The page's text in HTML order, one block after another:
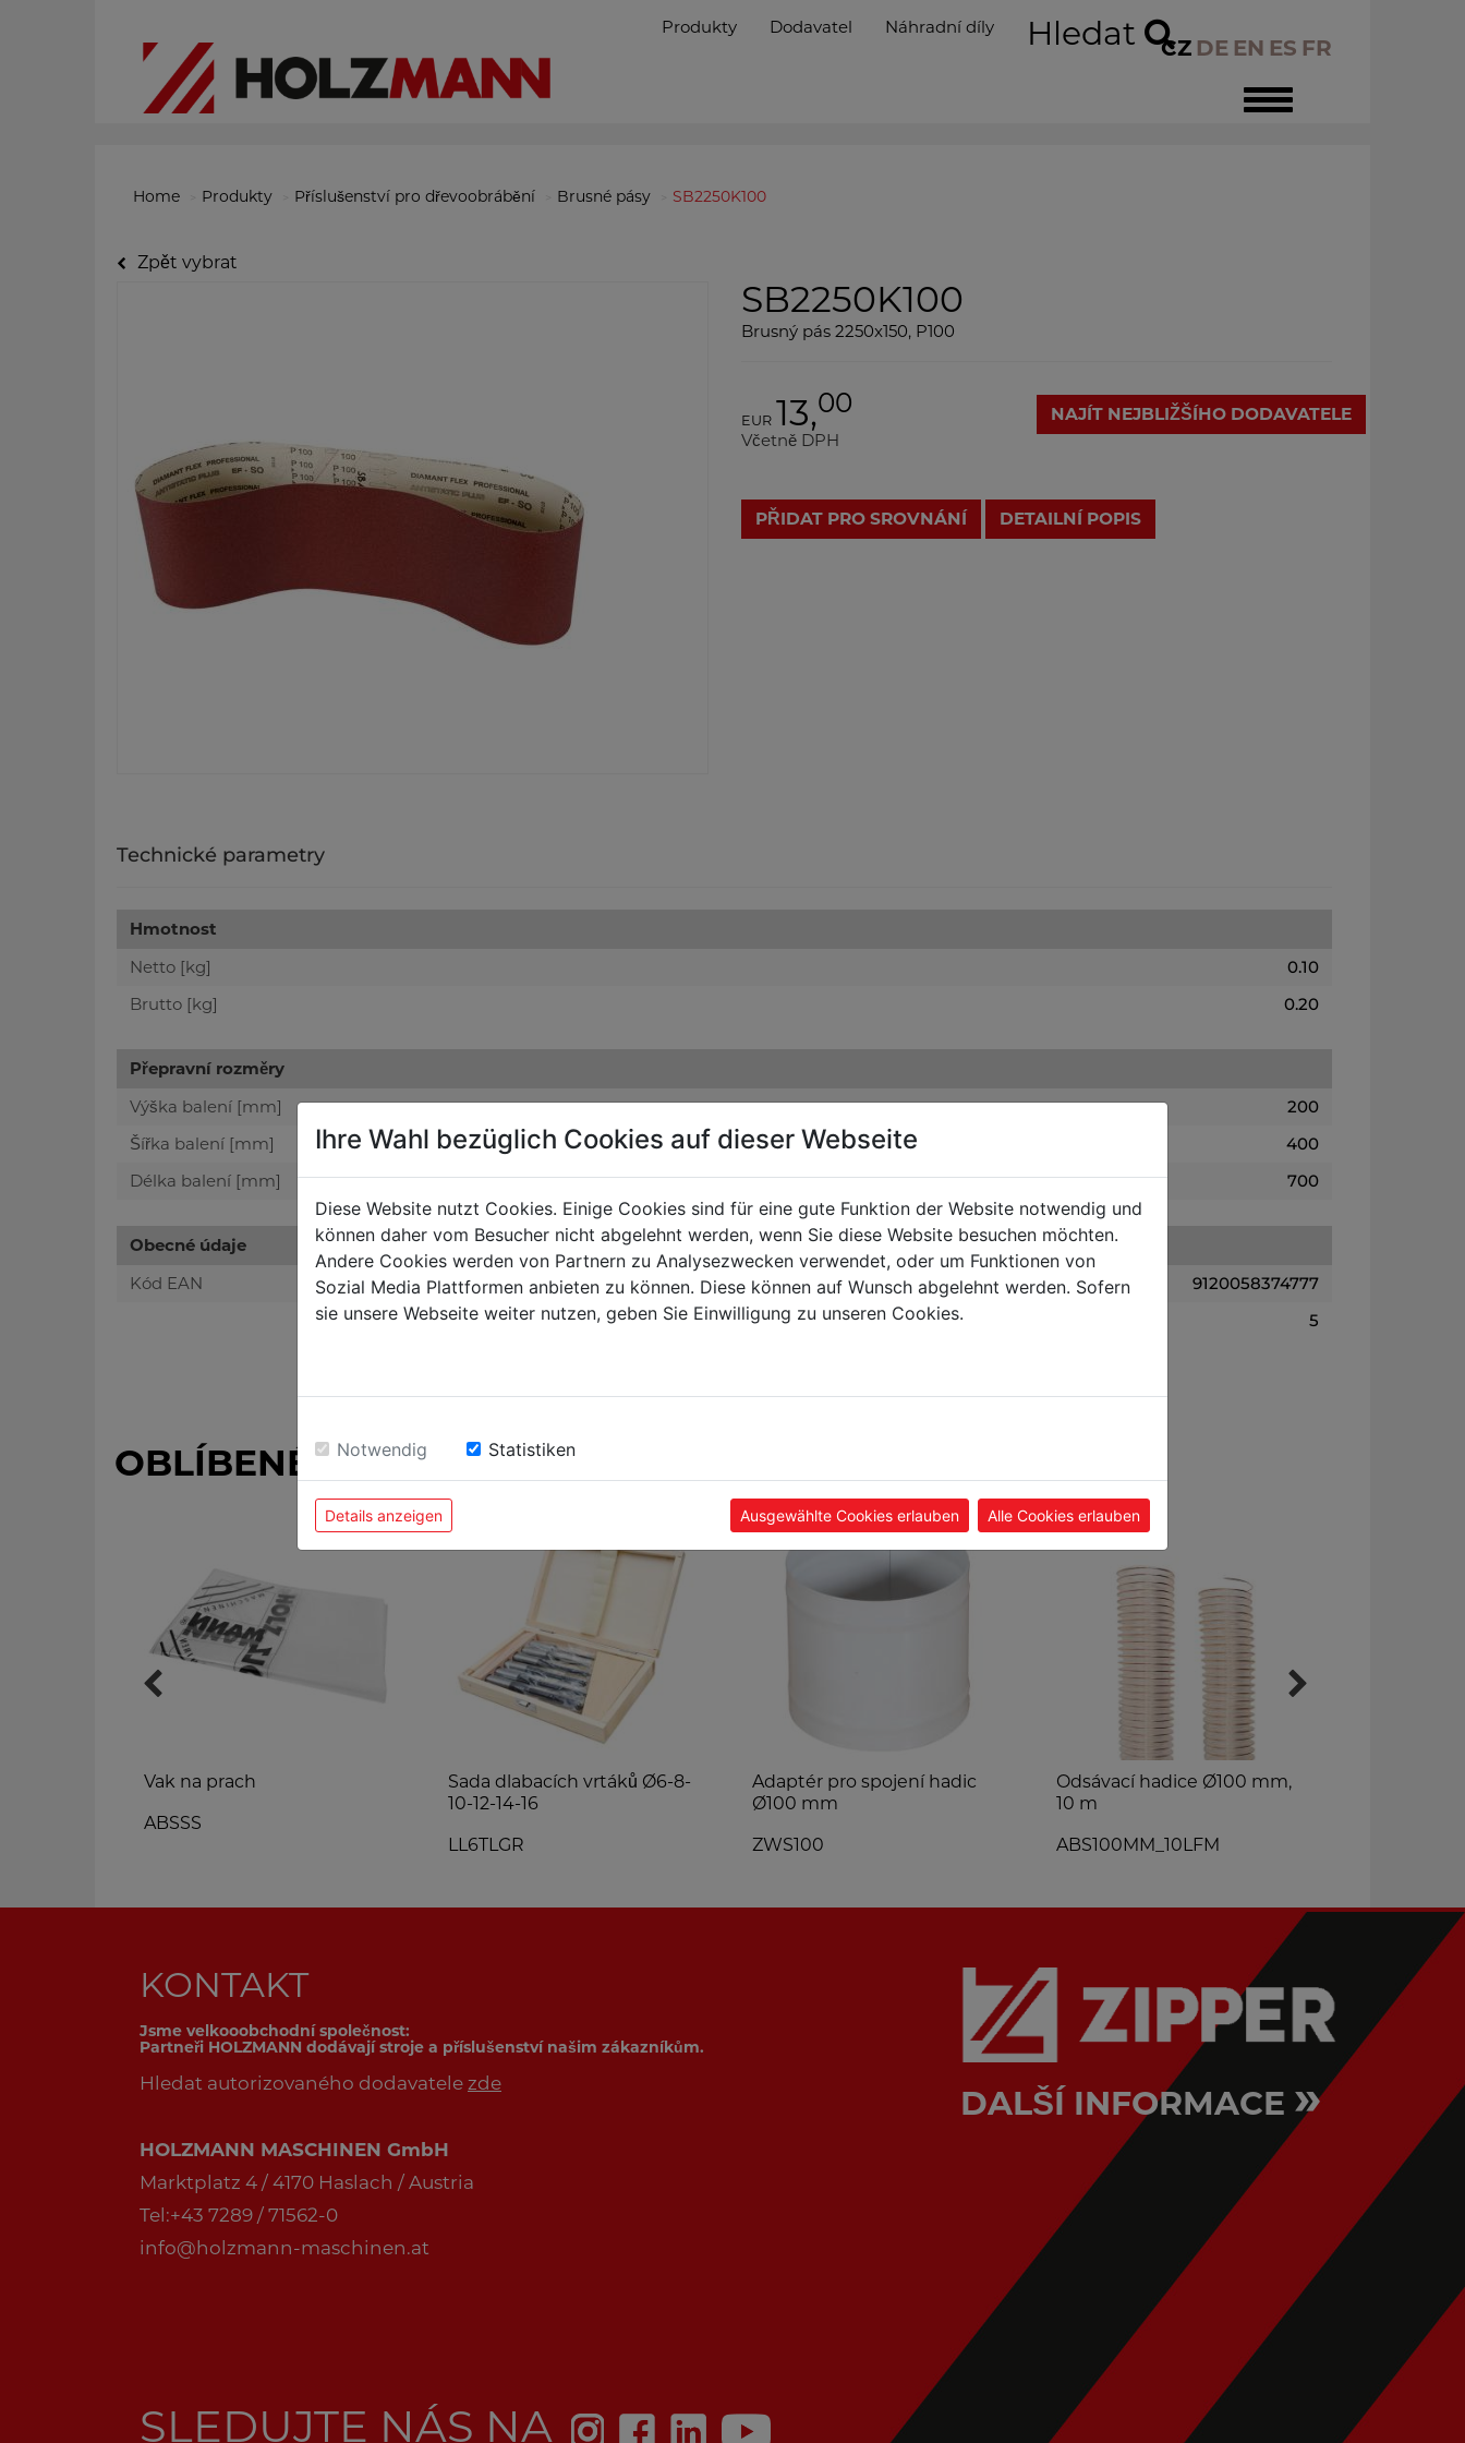
Toggle
navigation
CZ DE EN ES FR
Produkty Dodavatel Náhradní díly Hledat
Home Produkty Příslušenství pro dřevoobrábění Brusné pásy SB2250K100
Zpět vybrat
SB2250K100
Brusný pás 2250x150, P100
EUR 13,00
Včetně DPH
NAJÍT NEJBLIŽŠÍHO DODAVATELE
PŘIDAT PRO SROVNÁNÍ DETAILNÍ POPIS
Technické parametry
Hmotnost
Netto [kg]
0.10
Brutto [kg]
0.20
Přepravní rozměry
Výška balení [mm]
200
Šířka balení [mm]
400
Délka balení [mm]
700
Obecné údaje
Kód EAN
9120058374777
5
OBLÍBENÉ PRODUKTY
Vak na prach
ABSSS
Sada dlabacích vrtáků Ø6-8-
10-12-14-16
LL6TLGR
Adaptér pro spojení hadic
Ø100 mm
ZWS100
Odsávací hadice Ø100 mm,
10 m
ABS100MM_10LFM
KONTAKT
Jsme velkooobchodní společnost:
Partneři HOLZMANN dodávají stroje a příslušenství našim zákazníkům.
Hledat autorizovaného dodavatele zde
HOLZMANN MASCHINEN GmbH
Marktplatz 4 / 4170 Haslach / Austria
Tel:+43 7289 / 71562-0
info@holzmann-maschinen.at
SLEDUJTE NÁS NA
DALŠÍ INFORMACE »
Ihre Wahl bezüglich Cookies auf dieser Webseite
Diese Website nutzt Cookies. Einige Cookies sind für eine gute Funktion der Website notwendig und
können daher vom Besucher nicht abgelehnt werden, wenn Sie diese Website besuchen möchten.
Andere Cookies werden von Partnern zu Analysezwecken verwendet, oder um Funktionen von
Sozial Media Plattformen anbieten zu können. Diese können auf Wunsch abgelehnt werden. Sofern
sie unsere Webseite weiter nutzen, geben Sie Einwilligung zu unseren Cookies.
Notwendig Statistiken
Details anzeigen Ausgewählte Cookies erlauben Alle Cookies erlauben